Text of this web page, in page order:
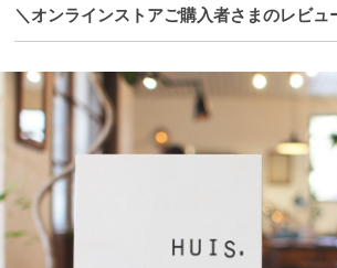
＼オンラインストアご購入者さまのレビュ